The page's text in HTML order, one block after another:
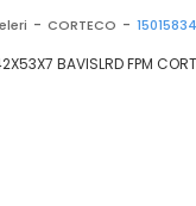
CORTECO